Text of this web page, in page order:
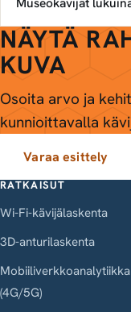
NÄYTÄ
KUVA
Osoita arvo ja
kunnioittavalla
Varaa esittely
RATKAISUT
Wi-Fi-kävijälaskenta
3D-anturilaskenta
Mobiiliverkkoanalytiikka
(4G/5G)